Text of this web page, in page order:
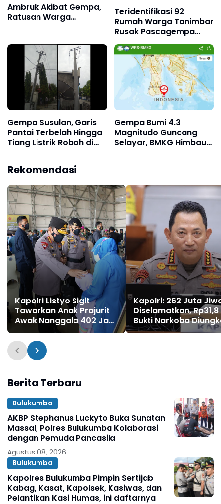
Ambruk Akibat Gempa,
Ratusan Warga
Tinggi
Teridentifikasi 92
Rumah Warga Tanimbar
Rusak Pascagempa
M7,5
Gempa Susulan, Garis
Pantai Terbelah Hingga
Tiang Listrik Roboh di
Gempa Bumi 4.3
Magnitudo Guncang
Selayar, BMKG Himbau
Rekomendasi
Kapolri Listyo Sigit
Tawarkan Anak Prajurit
Awak Nanggala 402 Jadi
Polisi
Kapolri: 262 Juta
Diselamatkan, Rp31,8
Bukti Narkoba
Berita Terbaru
Bulukumba
AKBP Stephanus Luckyto Buka Sunatan
Massal, Polres Bulukumba Kolaborasi
dengan Pemuda Pancasila
Agustus 08, 2026
Bulukumba
Kapolres Bulukumba Pimpin Sertijab
Kabag, Kasat, Kapolsek, Kasiwas, dan
Pelantikan Kasi Humas, ini daftarnya